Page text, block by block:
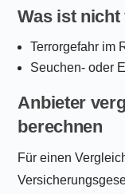
Was ist
Terrorgefahr im
Seuchen- oder
Anbieter
berechnen
Für einen